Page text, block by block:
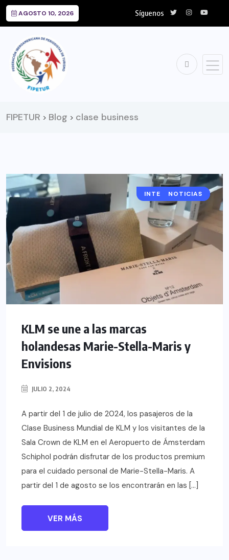
AGOSTO 10, 2026 Síguenos
FIPETUR > Blog > clase business
INTERNACIONAL
NOTICIAS
KLM se une a las marcas
holandesas Marie-Stella-Maris y
Envisions
JULIO 2, 2024
A partir del 1 de julio de 2024, los pasajeros de la
Clase Business Mundial de KLM y los visitantes de la
Sala Crown de KLM en el Aeropuerto de Ámsterdam
Schiphol podrán disfrutar de los productos premium
para el cuidado personal de Marie-Stella-Maris. A
partir del 1 de agosto se los encontrarán en las […]
VER MÁS